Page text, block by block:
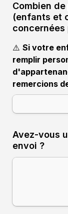
Combien
(enfants et
⚠️ Si votre
remplir
remercions
Avez-vous
envoi ?